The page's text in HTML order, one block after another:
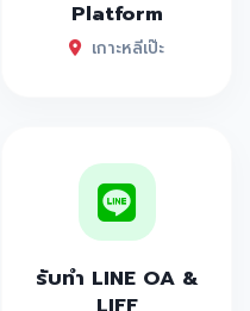
Platform
เกาะหลีเป๊ะ
รับทำ LINE OA &